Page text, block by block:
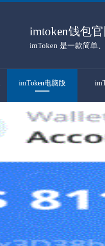
imtoken钱包
imToken 是一款简单
imToken电脑版